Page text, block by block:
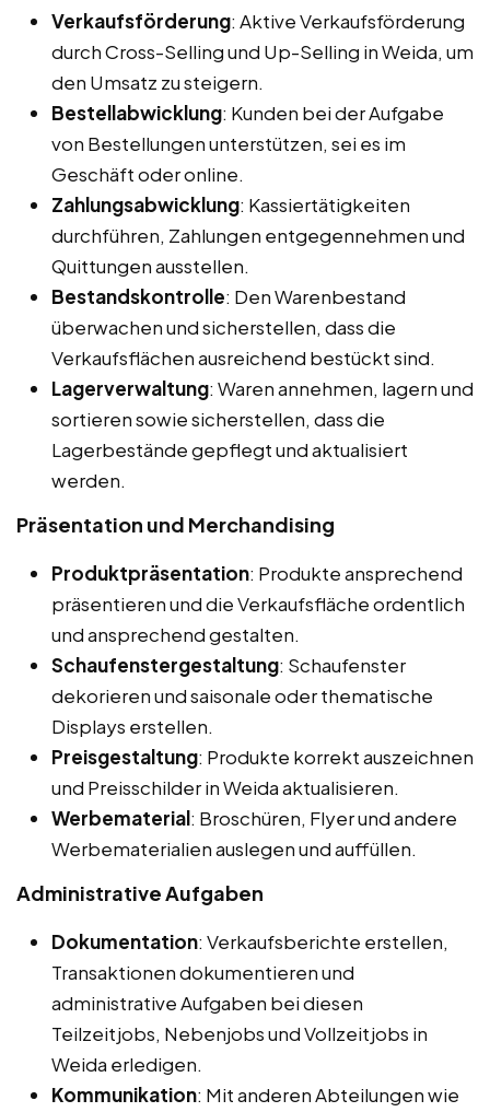
Verkaufsförderung: Aktive Verkaufsförderung
durch Cross-Selling und Up-Selling in Weida, um
den Umsatz zu steigern.
Bestellabwicklung: Kunden bei der Aufgabe
von Bestellungen unterstützen, sei es im
Geschäft oder online.
Zahlungsabwicklung: Kassiertätigkeiten
durchführen, Zahlungen entgegennehmen und
Quittungen ausstellen.
Bestandskontrolle: Den Warenbestand
überwachen und sicherstellen, dass die
Verkaufsflächen ausreichend bestückt sind.
Lagerverwaltung: Waren annehmen, lagern und
sortieren sowie sicherstellen, dass die
Lagerbestände gepflegt und aktualisiert
werden.
Präsentation und Merchandising
Produktpräsentation: Produkte ansprechend
präsentieren und die Verkaufsfläche ordentlich
und ansprechend gestalten.
Schaufenstergestaltung: Schaufenster
dekorieren und saisonale oder thematische
Displays erstellen.
Preisgestaltung: Produkte korrekt auszeichnen
und Preisschilder in Weida aktualisieren.
Werbematerial: Broschüren, Flyer und andere
Werbematerialien auslegen und auffüllen.
Administrative Aufgaben
Dokumentation: Verkaufsberichte erstellen,
Transaktionen dokumentieren und
administrative Aufgaben bei diesen
Teilzeitjobs, Nebenjobs und Vollzeitjobs in
Weida erledigen.
Kommunikation: Mit anderen Abteilungen wie